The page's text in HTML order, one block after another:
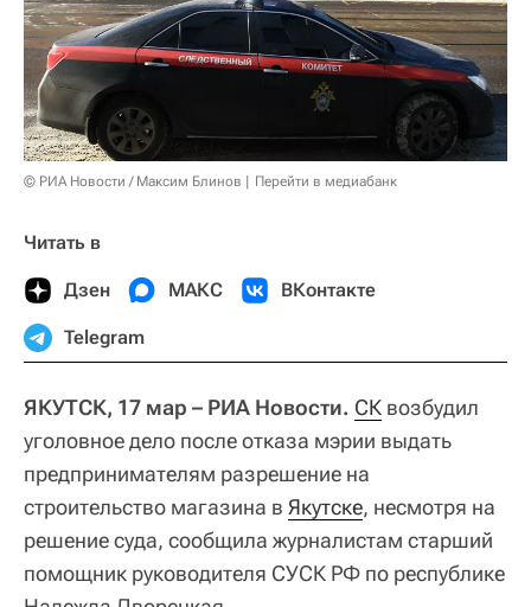
© РИА Новости / Максим Блинов Перейти в медиабанк
Читать в
Дзен МАКС ВКонтакте
Telegram
ЯКУТСК, 17 мар – РИА Новости. СК возбудил
уголовное дело после отказа мэрии выдать
предпринимателям разрешение на
строительство магазина в Якутске, несмотря на
решение суда, сообщила журналистам старший
помощник руководителя СУСК РФ по республике